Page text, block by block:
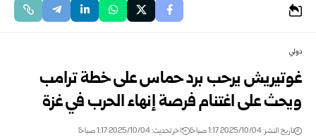
دولي
غوتيريش يرحب برد حماس على خطة ترامب
ويحث على اغتنام فرصة إنهاء الحرب في غزة
تاريخ النشر: 2025/10/04 1:17 صباحًا اخر تحديث: 2025/10/04 1:17 صباحًا